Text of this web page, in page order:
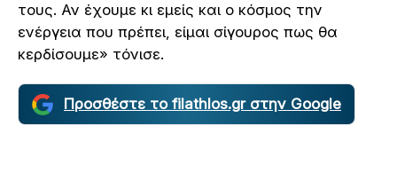
τους. Αν έχουμε κι εμείς και ο κόσμος την
ενέργεια που πρέπει, είμαι σίγουρος πως θα
κερδίσουμε» τόνισε.
Προσθέστε το filathlos.gr στην Google